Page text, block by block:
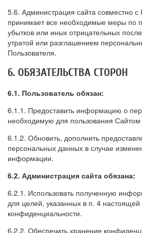
5.6. Администрация сайта совместно с
принимает все необходимые меры по
убытков или иных отрицательных
утратой или разглашением
Пользователя.
6. ОБЯЗАТЕЛЬСТВА СТОРОН
6.1. Пользователь обязан:
6.1.1. Предоставить информацию о
необходимую для пользования Сайтом
6.1.2. Обновить, дополнить
персональных данных в случае
информации.
6.2. Администрация сайта обязана:
6.2.1. Использовать полученную
для целей, указанных в п. 4 настоящей
конфиденциальности.
6.2.2. Обеспечить хранение